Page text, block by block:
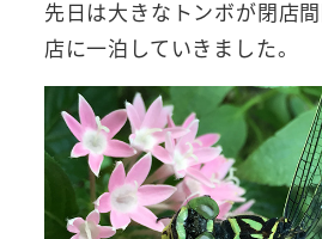
先日は大きなトンボが閉店間
店に一泊していきました。